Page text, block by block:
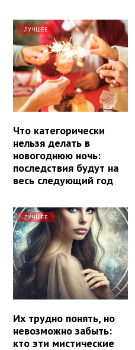
ЛУЧШЕЕ
Что категорически
нельзя делать в
новогоднюю ночь:
последствия будут на
весь следующий год
ЛУЧШЕЕ
Их трудно понять, но
невозможно забыть:
кто эти мистические